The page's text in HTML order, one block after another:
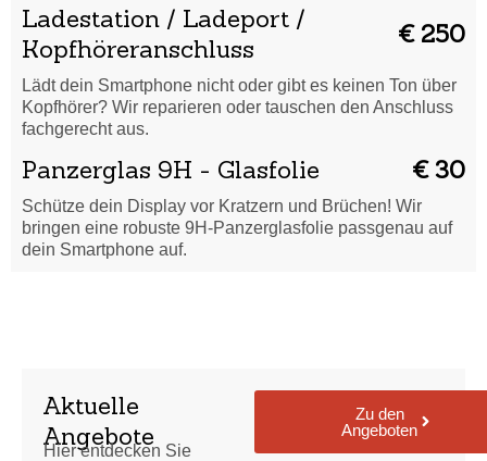
Ladestation / Ladeport /
Kopfhöreranschluss
€ 250
Lädt dein Smartphone nicht oder gibt es keinen Ton über
Kopfhörer? Wir reparieren oder tauschen den Anschluss
fachgerecht aus.
Panzerglas 9H - Glasfolie € 30
Schütze dein Display vor Kratzern und Brüchen! Wir
bringen eine robuste 9H-Panzerglasfolie passgenau auf
dein Smartphone auf.
Aktuelle
Angebote
Hier entdecken Sie
Zu den
Angeboten